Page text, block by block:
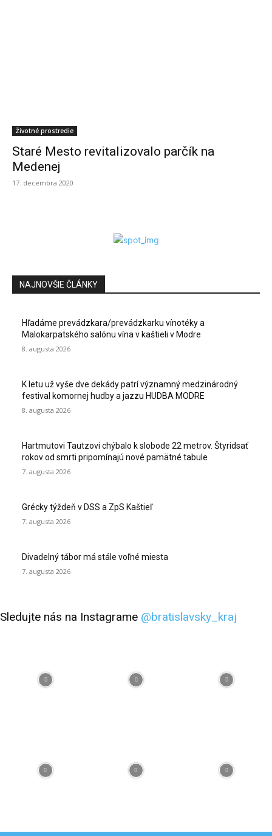
Životné prostredie
Staré Mesto revitalizovalo parčík na
Medenej
17. decembra 2020
NAJNOVŠIE ČLÁNKY
Hľadáme prevádzkara/prevádzkarku vínotéky a
Malokarpatského salónu vína v kaštieli v Modre
8. augusta 2026
K letu už vyše dve dekády patrí významný medzinárodný
festival komornej hudby a jazzu HUDBA MODRE
8. augusta 2026
Hartmutovi Tautzovi chýbalo k slobode 22 metrov. Štyridsať
rokov od smrti pripomínajú nové pamätné tabule
7. augusta 2026
Grécky týždeň v DSS a ZpS Kaštieľ
7. augusta 2026
Divadelný tábor má stále voľné miesta
7. augusta 2026
Sledujte nás na Instagrame @bratislavsky_kraj